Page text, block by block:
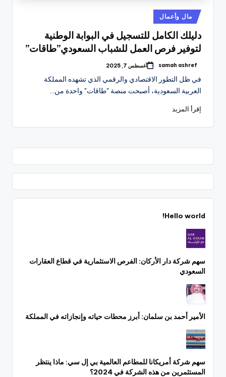
نُشر
في
مال وأعمال
دليلك الكامل للتسجيل في البوابة الوطنية
لتوفير فرص العمل للشباب السعودي”طاقات”
تمّ
بواسطة
samah ashref أغسطس 7, 2025
في ظل التطور الاقتصادي والرقمي الذي تشهده المملكة
العربية السعودية، أصبحت منصة "طاقات" واحدة من…
إقرأ المزيد
Hello world!
سهم شركة دار الأركان: الفرص الاستثمارية في قطاع العقارات
السعودي
الأمير أحمد بن سلمان: أبرز محطات حياته وإنجازاته في المملكة
سهم شركة أمريكانا للمطاعم العالمية بي إل سي: ماذا ينتظر
المستثمرين من هذه الشركة في 2024؟